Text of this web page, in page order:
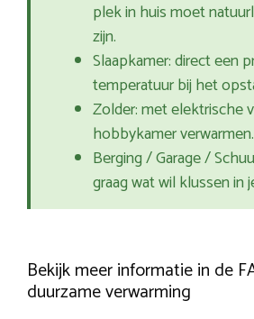
plek in huis moet
zijn.
Slaapkamer: direct een
temperatuur bij het
Zolder: met elektrische
hobbykamer verwarmen.
Berging / Garage /
graag wat wil klussen in
Bekijk meer informatie in de
duurzame verwarming